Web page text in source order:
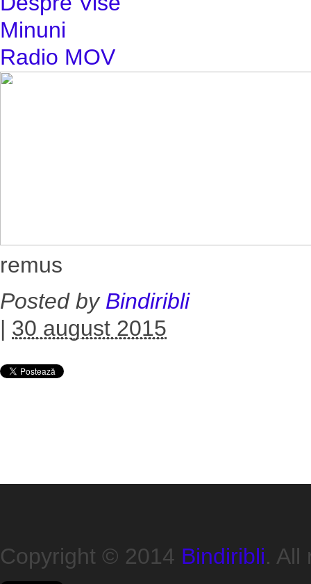
Minuni
Radio MOV
remus
Posted by Bindiribli
| 30 august 2015
Copyright © 2014 Bindiribli. All